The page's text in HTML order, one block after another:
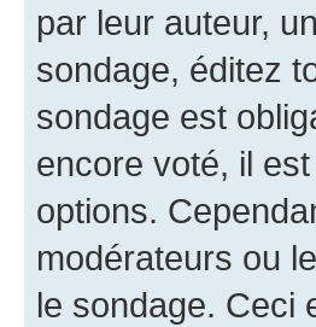
par leur auteur,
sondage, éditez
sondage est
encore voté, il
options.
modérateurs ou
le sondage. Ceci